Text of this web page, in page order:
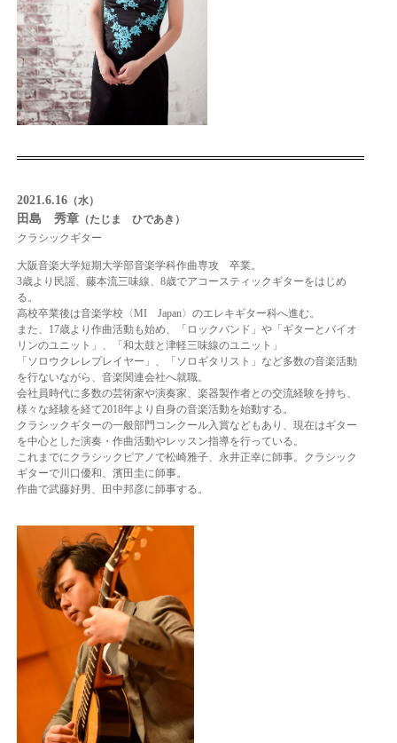
2021.6.16（水）
田島 秀章（たじま ひであき）
クラシックギター
大阪音楽大学短期大学部音楽学科作曲専攻 卒業。
3歳より民謡、藤本流三味線、8歳でアコースティックギターをはじめ
る。
高校卒業後は音楽学校〈MI Japan〉のエレキギター科へ進む。
また、17歳より作曲活動も始め、「ロックバンド」や「ギターとバイオ
リンのユニット」、「和太鼓と津軽三味線のユニット」
「ソロウクレレプレイヤー」、「ソロギタリスト」など多数の音楽活動
を行ないながら、音楽関連会社へ就職。
会社員時代に多数の芸術家や演奏家、楽器製作者との交流経験を持ち、
様々な経験を経て2018年より自身の音楽活動を始動する。
クラシックギターの一般部門コンクール入賞などもあり、現在はギター
を中心とした演奏・作曲活動やレッスン指導を行っている。
これまでにクラシックピアノで松崎雅子、永井正幸に師事。クラシック
ギターで川口優和、濱田圭に師事。
作曲で武藤好男、田中邦彦に師事する。